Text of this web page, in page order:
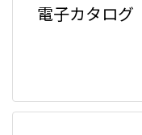
電子カタログ